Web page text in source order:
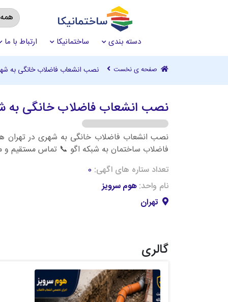
دسته بندی ساختمانیکا ارتباط با ما
صفحه ی نخست نصب انشعاب فاضلاب خانگی به
نصب انشعاب فاضلاب خانگی به
فاضلاب ساختمان به شبکه اگو 📞 تماس مستقیم و مشاوره:
تعداد ستاره های اگهی: 0
نام واحد:هوم سرویز
تهران
گالری